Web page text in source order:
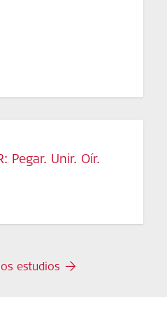
Pegar. Unir. Oír.
estudios